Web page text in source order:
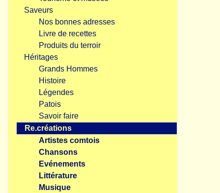
Saveurs
Nos bonnes adresses
Livre de recettes
Produits du terroir
Héritages
Grands Hommes
Histoire
Légendes
Patois
Savoir faire
Re.créations
Artistes comtois
Chansons
Evénements
Littérature
Musique